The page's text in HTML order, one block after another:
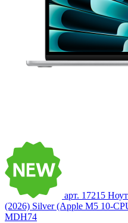
арт. 17215
(2026) Silver (Apple M5 10-
MDH74